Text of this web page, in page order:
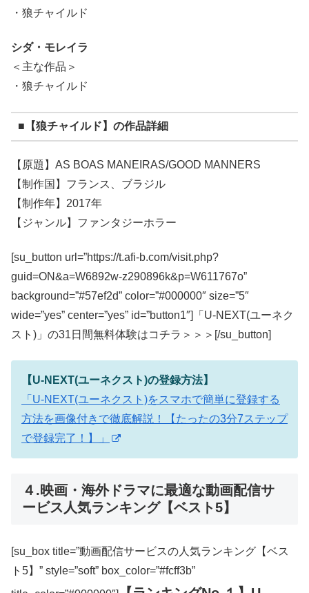
・狼チャイルド
シダ・モレイラ
＜主な作品＞
・狼チャイルド
■【狼チャイルド】の作品詳細
【原題】AS BOAS MANEIRAS/GOOD MANNERS
【制作国】フランス、ブラジル
【制作年】2017年
【ジャンル】ファンタジーホラー
[su_button url=”https://t.afi-b.com/visit.php?
guid=ON&a=W6892w-z290896k&p=W611767o”
background=”#57ef2d” color=”#000000″ size=”5″
wide=”yes” center=”yes” id=”button1″]「U-NEXT(ユーネク
スト)」の31日間無料体験はコチラ＞＞＞[/su_button]
【U-NEXT(ユーネクスト)の登録方法】
「U-NEXT(ユーネクスト)をスマホで簡単に登録する
方法を画像付きで徹底解説！【たったの3分7ステップ
で登録完了！】」
４.映画・海外ドラマに最適な動画配信サ
ービス人気ランキング【ベスト5】
[su_box title=”動画配信サービスの人気ランキング【ベス
ト5】” style=”soft” box_color=”#fcff3b”